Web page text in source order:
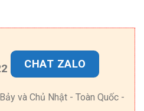
CHAT ZALO
và Chủ Nhật - Toàn Quốc -